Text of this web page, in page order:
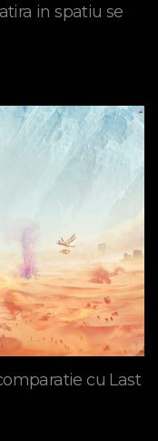
in spatiu se
cu Last